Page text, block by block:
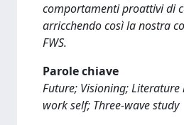
comportamenti proattivi di
arricchendo così la nostra
FWS.
Parole chiave
Future; Visioning; Literature
work self; Three-wave study